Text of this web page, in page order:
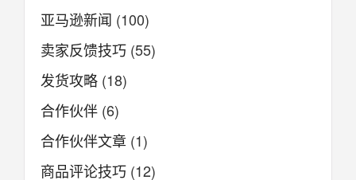
亚马逊新闻 (100)
卖家反馈技巧 (55)
发货攻略 (18)
合作伙伴 (6)
合作伙伴文章 (1)
商品评论技巧 (12)